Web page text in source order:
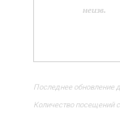
неизв.
Последнее обновление
Количество посещений